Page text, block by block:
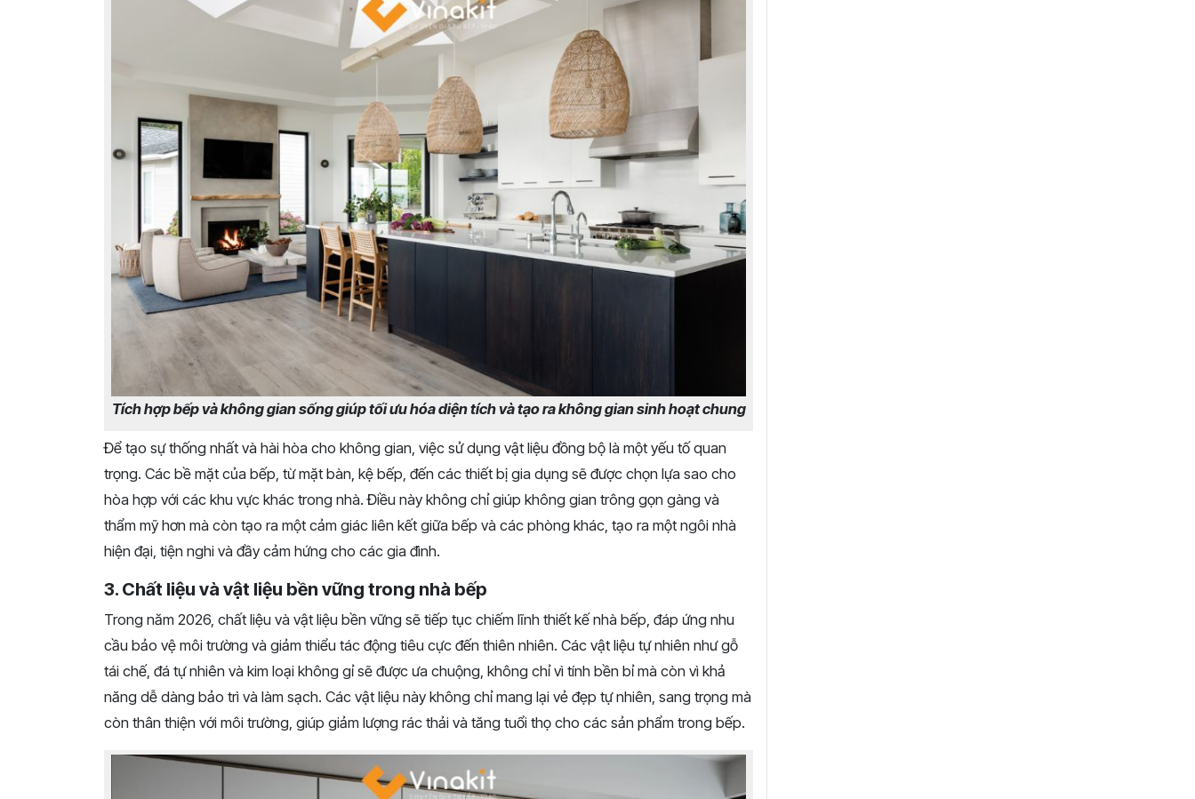
Tích hợp bếp và không gian sống giúp tối ưu hóa diện tích và tạo ra không gian sinh hoạt chung
Để tạo sự thống nhất và hài hòa cho không gian, việc sử dụng vật liệu đồng bộ là một yếu tố quan
trọng. Các bề mặt của bếp, từ mặt bàn, kệ bếp, đến các thiết bị gia dụng sẽ được chọn lựa sao cho
hòa hợp với các khu vực khác trong nhà. Điều này không chỉ giúp không gian trông gọn gàng và
thẩm mỹ hơn mà còn tạo ra một cảm giác liên kết giữa bếp và các phòng khác, tạo ra một ngôi nhà
hiện đại, tiện nghi và đầy cảm hứng cho các gia đình.
3. Chất liệu và vật liệu bền vững trong nhà bếp
Trong năm 2026, chất liệu và vật liệu bền vững sẽ tiếp tục chiếm lĩnh thiết kế nhà bếp, đáp ứng nhu
cầu bảo vệ môi trường và giảm thiểu tác động tiêu cực đến thiên nhiên. Các vật liệu tự nhiên như gỗ
tái chế, đá tự nhiên và kim loại không gỉ sẽ được ưa chuộng, không chỉ vì tính bền bỉ mà còn vì khả
năng dễ dàng bảo trì và làm sạch. Các vật liệu này không chỉ mang lại vẻ đẹp tự nhiên, sang trọng mà
còn thân thiện với môi trường, giúp giảm lượng rác thải và tăng tuổi thọ cho các sản phẩm trong bếp.